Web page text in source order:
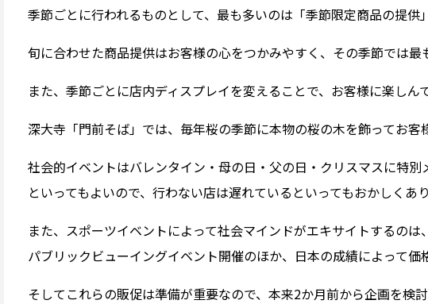
季節ごとに行われるものとして、最も多いのは「季節限定商品の提供
旬に合わせた商品提供はお客様の心をつかみやすく、その季節では最
また、季節ごとに店内ディスプレイを変えることで、お客様に楽しん
深大寺「門前そば」では、毎年桜の季節に本物の桜の木を飾ってお客
社会的イベントはバレンタイン・母の日・父の日・クリスマスに特
といってもよいので、行わない店は遅れているといってもおかしくあ
また、スポーツイベントによって社会マインドがエキサイトするの
パブリックビューイングイベント開催のほか、日本の成績によって価
そしてこれらの販促は準備が重要なので、本来2か月前から企画を検